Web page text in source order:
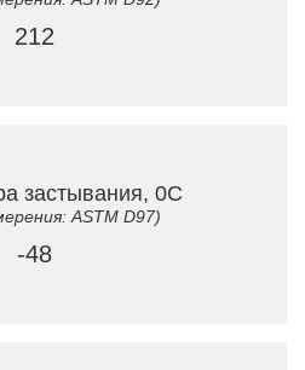
212
застывания, 0C
ASTM D97)
-48